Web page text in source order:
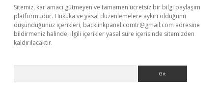
Sitemiz, kar amacı gütmeyen ve tamamen ücretsiz bir bilgi paylaşım
platformudur. Hukuka ve yasal düzenlemelere aykırı olduğunu
düşündüğünüz içerikleri, backlinkpanelicomtr@gmail.com adresine
bildirmeniz halinde, ilgili içerikler yasal süre içerisinde sitemizden
kaldırılacaktır.